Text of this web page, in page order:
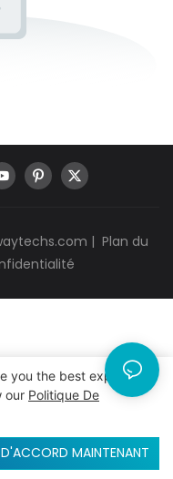
| Plan du
you the best experience
our Politique De
D'ACCORD MAINTENANT